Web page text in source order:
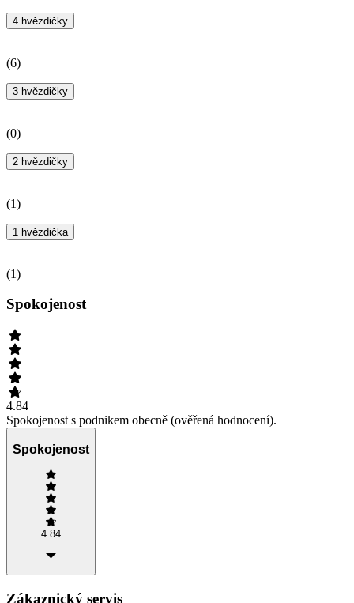
4 hvězdičky
(6)
3 hvězdičky
(0)
2 hvězdičky
(1)
1 hvězdička
(1)
Spokojenost
4.84
Spokojenost s podnikem obecně (ověřená hodnocení).
Spokojenost
4.84
Zákaznický servis